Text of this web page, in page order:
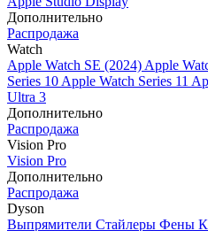
Дополнительно
Распродажа
Watch
Apple Watch SE (2024) Apple
Series 10 Apple Watch Series 11
Ultra 3
Дополнительно
Распродажа
Vision Pro
Vision Pro
Дополнительно
Распродажа
Dyson
Выпрямители Стайлеры Фены